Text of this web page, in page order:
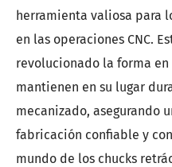
herramienta valiosa para
en las operaciones CNC.
revolucionado la forma
mantienen en su lugar
mecanizado, asegurando
fabricación confiable y
mundo de los chucks